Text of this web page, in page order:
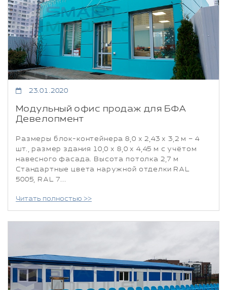
23.01.2020
Модульный офис продаж для БФА
Девелопмент
Размеры блок-контейнера 8,0 х 2,43 х 3,2 м – 4
шт., размер здания 10,0 х 8,0 х 4,45 м с учётом
навесного фасада. Высота потолка 2,7 м
Стандартные цвета наружной отделки RAL
5005, RAL 7...
Читать полностью >>